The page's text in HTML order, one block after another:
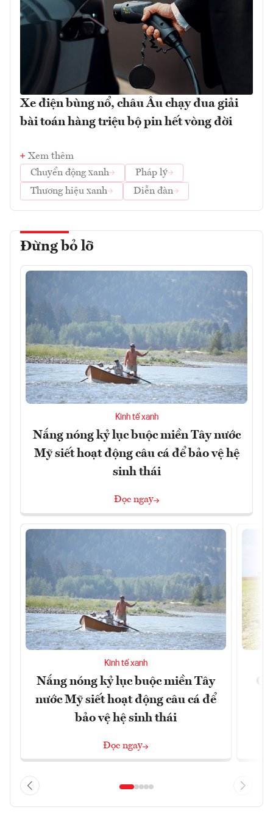
Xe điện bùng nổ, châu Âu chạy đua giải
bài toán hàng triệu bộ pin hết vòng đời
Xem thêm
Chuyển động xanh
Pháp lý
Thương hiệu xanh
Diễn đàn
Đừng bỏ lỡ
Kinh tế xanh
Nắng nóng kỷ lục buộc miền Tây nước
Mỹ siết hoạt động câu cá để bảo vệ hệ
sinh thái
Đọc ngay
Kinh tế xanh
Nắng nóng kỷ lục buộc miền Tây
nước Mỹ siết hoạt động câu cá để
bảo vệ hệ sinh thái
Đọc ngay